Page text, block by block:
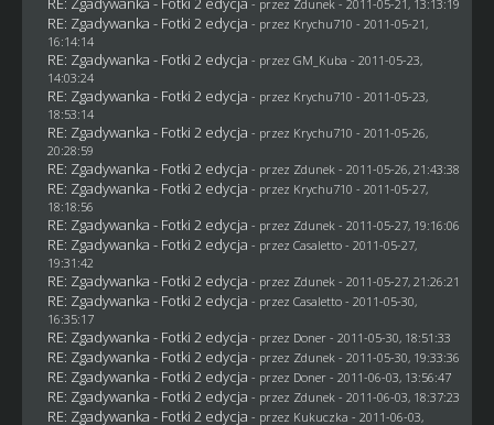
- przez Zdunek- 2011-05-21, 13:13:19
RE: Zgadywanka - Fotki 2 edycja - przez Krychu710 - 2011-05-21,
16:14:14
RE: Zgadywanka - Fotki 2 edycja - przez GM_Kuba - 2011-05-23,
14:03:24
RE: Zgadywanka - Fotki 2 edycja - przez Krychu710 - 2011-05-23,
18:53:14
RE: Zgadywanka - Fotki 2 edycja - przez Krychu710 - 2011-05-26,
20:28:59
RE: Zgadywanka - Fotki 2 edycja - przez Zdunek- 2011-05-26, 21:43:38
RE: Zgadywanka - Fotki 2 edycja - przez Krychu710 - 2011-05-27,
18:18:56
RE: Zgadywanka - Fotki 2 edycja - przez Zdunek- 2011-05-27, 19:16:06
RE: Zgadywanka - Fotki 2 edycja - przez Casaletto- 2011-05-27,
19:31:42
RE: Zgadywanka - Fotki 2 edycja - przez Zdunek- 2011-05-27, 21:26:21
RE: Zgadywanka - Fotki 2 edycja - przez Casaletto- 2011-05-30,
16:35:17
RE: Zgadywanka - Fotki 2 edycja - przez Doner- 2011-05-30, 18:51:33
RE: Zgadywanka - Fotki 2 edycja - przez Zdunek- 2011-05-30, 19:33:36
RE: Zgadywanka - Fotki 2 edycja - przez Doner- 2011-06-03, 13:56:47
RE: Zgadywanka - Fotki 2 edycja - przez Zdunek- 2011-06-03, 18:37:23
RE: Zgadywanka - Fotki 2 edycja - przez Kukuczka - 2011-06-03,